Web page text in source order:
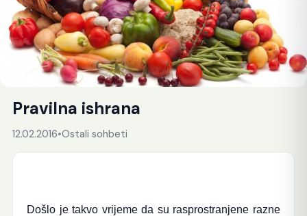
Pravilna ishrana
12.02.2016•Ostali sohbeti
Došlo je takvo vrijeme da su rasprostranjene razne